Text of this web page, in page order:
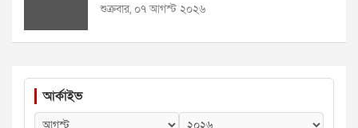
শুক্রবার, ০৭ আগস্ট ২০২৬
আর্কাইভ